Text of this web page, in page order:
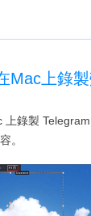
Mac上錄
上錄製
。